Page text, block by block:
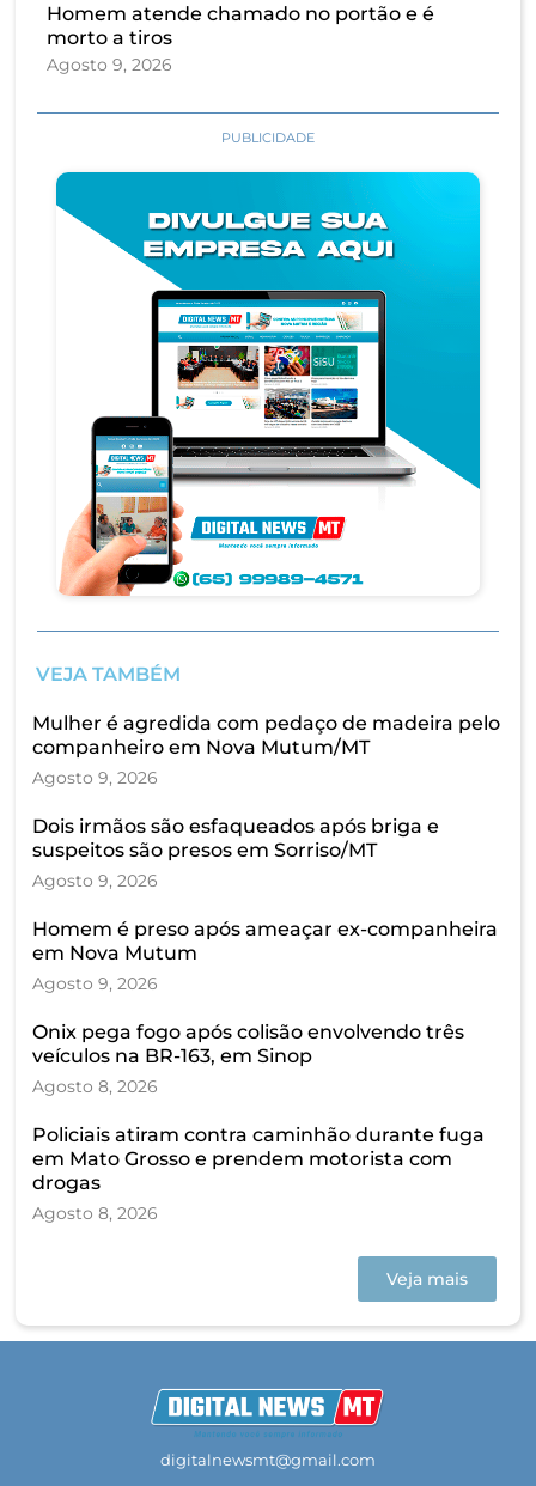
Homem atende chamado no portão e é
morto a tiros
Agosto 9, 2026
PUBLICIDADE
VEJA TAMBÉM
Mulher é agredida com pedaço de madeira pelo
companheiro em Nova Mutum/MT
Agosto 9, 2026
Dois irmãos são esfaqueados após briga e
suspeitos são presos em Sorriso/MT
Agosto 9, 2026
Homem é preso após ameaçar ex-companheira
em Nova Mutum
Agosto 9, 2026
Onix pega fogo após colisão envolvendo três
veículos na BR-163, em Sinop
Agosto 8, 2026
Policiais atiram contra caminhão durante fuga
em Mato Grosso e prendem motorista com
drogas
Agosto 8, 2026
Veja mais
digitalnewsmt@gmail.com